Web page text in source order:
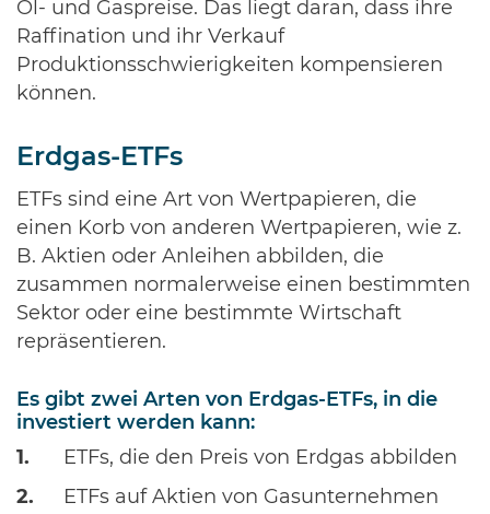
Öl- und Gaspreise. Das liegt daran, dass ihre
Raffination und ihr Verkauf
Produktionsschwierigkeiten kompensieren
können.
Erdgas-ETFs
ETFs sind eine Art von Wertpapieren, die
einen Korb von anderen Wertpapieren, wie z.
B. Aktien oder Anleihen abbilden, die
zusammen normalerweise einen bestimmten
Sektor oder eine bestimmte Wirtschaft
repräsentieren.
Es gibt zwei Arten von Erdgas-ETFs, in die
investiert werden kann:
ETFs, die den Preis von Erdgas abbilden
ETFs auf Aktien von Gasunternehmen